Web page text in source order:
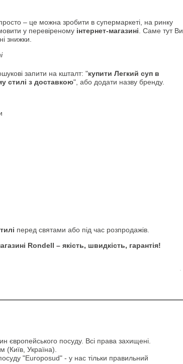
– це можна зробити в супермаркеті, на ринку
у перевіреному інтернет-магазині . Саме тут Ви
знижки.
запити на кшталт: "купити Легкий суп в
стилі з доставкою", або додати назву бренду.
перед святами або під час розпродажів.
Rondell – якість, швидкість, гарантія!
європейського посуду. Всі права захищені.
(Київ, Україна).
"Europosud" - у нас тільки правильний